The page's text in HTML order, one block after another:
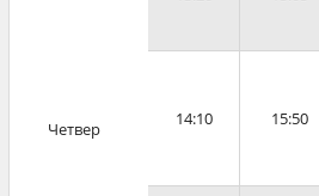
Четвер 14:10 15:50